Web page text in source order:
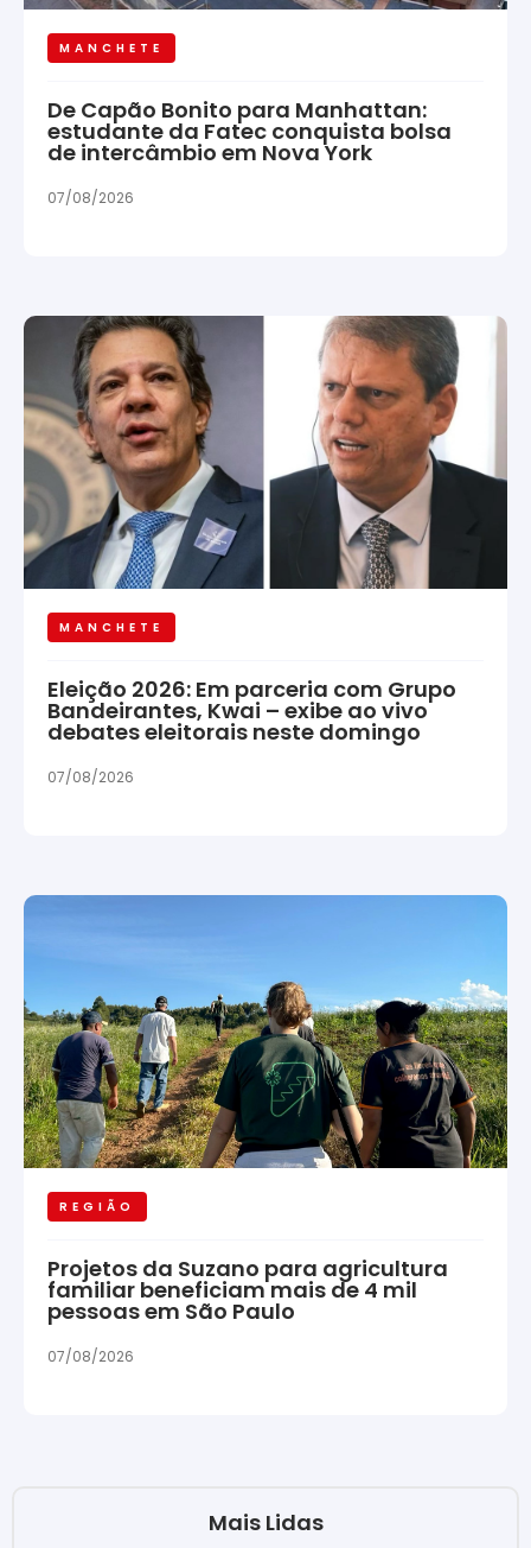
MANCHETE
De Capão Bonito para Manhattan:
estudante da Fatec conquista bolsa
de intercâmbio em Nova York
07/08/2026
MANCHETE
Eleição 2026: Em parceria com Grupo
Bandeirantes, Kwai – exibe ao vivo
debates eleitorais neste domingo
07/08/2026
REGIÃO
Projetos da Suzano para agricultura
familiar beneficiam mais de 4 mil
pessoas em São Paulo
07/08/2026
Mais Lidas